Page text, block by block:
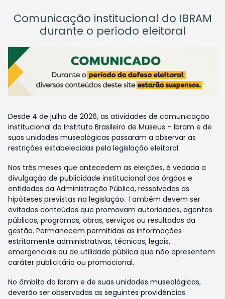
Comunicação institucional do IBRAM
durante o período eleitoral
Desde 4 de julho de 2026, as atividades de comunicação
institucional do Instituto Brasileiro de Museus – Ibram e de
suas unidades museológicas passaram a observar as
restrições estabelecidas pela legislação eleitoral.
Nos três meses que antecedem as eleições, é vedada a
divulgação de publicidade institucional dos órgãos e
entidades da Administração Pública, ressalvadas as
hipóteses previstas na legislação. Também devem ser
evitados conteúdos que promovam autoridades, agentes
públicos, programas, obras, serviços ou resultados da
gestão. Permanecem permitidas as informações
estritamente administrativas, técnicas, legais,
emergenciais ou de utilidade pública que não apresentem
caráter publicitário ou promocional.
No âmbito do Ibram e de suas unidades museológicas,
deverão ser observadas as seguintes providências: